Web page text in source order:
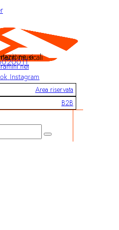
di strumenti musicali
Instagram
Area riservata
B2B